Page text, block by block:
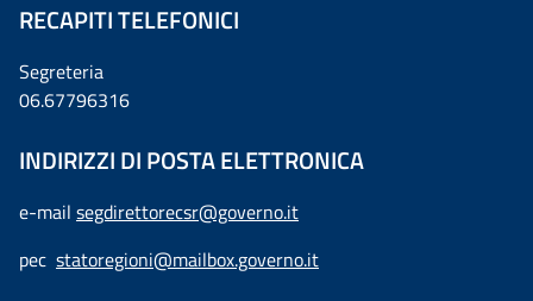
RECAPITI TELEFONICI
Segreteria
06.67796316
INDIRIZZI DI POSTA ELETTRONICA
e-mail segdirettorecsr@governo.it
pec statoregioni@mailbox.governo.it